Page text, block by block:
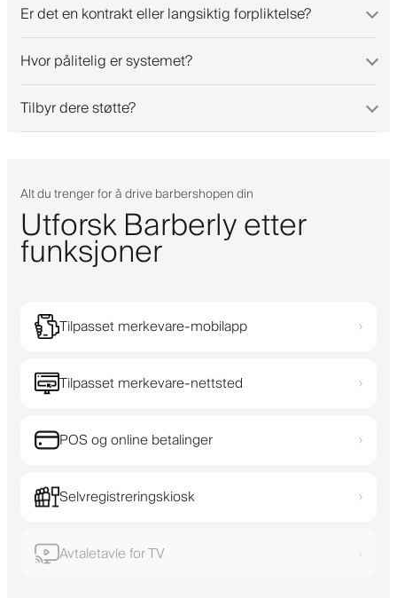
Er det en kontrakt eller langsiktig forpliktelse?
Hvor pålitelig er systemet?
Tilbyr dere støtte?
Alt du trenger for å drive barbershopen din
Utforsk Barberly etter
funksjoner
Tilpasset merkevare-mobilapp ›
Tilpasset merkevare-nettsted ›
POS og online betalinger ›
Selvregistreringskiosk ›
Avtaletavle for TV ›